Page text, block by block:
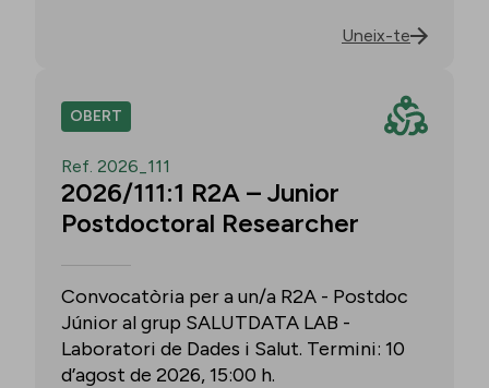
Uneix-te
OBERT
Ref. 2026_111
2026/111:1 R2A – Junior
Postdoctoral Researcher
Convocatòria per a un/a R2A - Postdoc
Júnior al grup SALUTDATA LAB -
Laboratori de Dades i Salut. Termini: 10
d’agost de 2026, 15:00 h.